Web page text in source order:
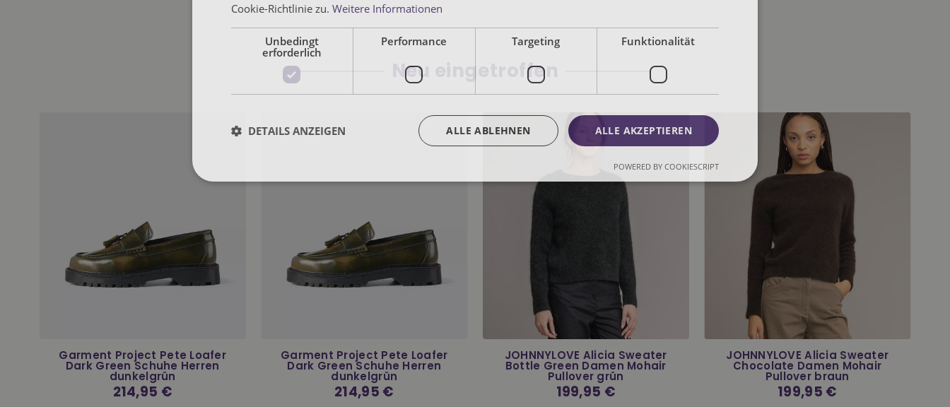
Neu eingetroffen
Garment Project Pete Loafer
Dark Green Schuhe Herren
dunkelgrün
Normaler
Preis
214,95 €
Garment Project Pete Loafer
Dark Green Schuhe Herren
dunkelgrün
Normaler
Preis
214,95 €
JOHNNYLOVE Alicia Sweater
Bottle Green Damen Mohair
Pullover grün
Normaler
Preis
199,95 €
JOHNNYLOVE Alicia Sweater
Chocolate Damen Mohair
Pullover braun
Normaler
Preis
199,95 €
Cookie-Richtlinie zu. Weitere Informationen
Unbedingt
erforderlich
Performance Targeting Funktionalität
ALLE AKZEPTIEREN
ALLE ABLEHNEN
DETAILS ANZEIGEN
POWERED BY COOKIESCRIPT